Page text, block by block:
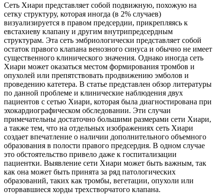
Сеть Хиари представляет собой подвижную, похожую на
сетку структуру, которая иногда (в 2% случаев)
визуализируется в правом предсердии, прикрепляясь к
евстахиеву клапану и другим внутрипредсердным
структурам. Эта сеть эмбриологически представляет собой
остаток правого клапана венозного синуса и обычно не имеет
существенного клинического значения. Однако иногда сеть
Хиари может оказаться местом формирования тромбов и
опухолей или препятствовать продвижению эмболов и
проведению катетера. В статье представлен обзор литературы
по данной проблеме и клинические наблюдения двух
пациентов с сетью Хиари, которая была диагностирована при
эхокардиографическом обследовании. Эти случаи
примечательны достаточно большими размерами сети Хиари,
а также тем, что на отдельных изображениях сеть Хиари
создает впечатление о наличии дополнительного объемного
образования в полости правого предсердия. В одном случае
это обстоятельство привело даже к госпитализации
пациентки. Выявление сети Хиари может быть важным, так
как она может быть принята за ряд патологических
образований, таких как тромбы, вегетации, опухоли или
оторвавшиеся хорды трехстворчатого клапана.